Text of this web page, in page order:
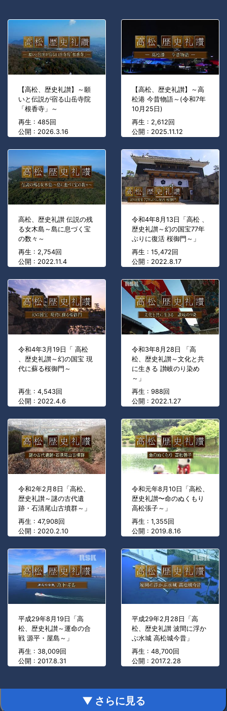
【高松、歴史礼讃】～願
いと伝説が宿る山岳寺院
「根香寺」～
再生 : 485回
公開 : 2026.3.16
【高松、歴史礼讃】～高
松港 今昔物語～(令和7年
10月25日)
再生 : 2,612回
公開 : 2025.11.12
高松、歴史礼讃 伝説の残
る女木島～島に息づく宝
の数々～
再生 : 2,754回
公開 : 2022.11.4
令和4年8月13日「高松 、
歴史礼讃～幻の国宝77年
ぶりに復活 桜御門～」
再生 : 15,472回
公開 : 2022.8.17
令和4年3月19日「 高松
、歴史礼讃～幻の国宝 現
代に蘇る桜御門～
再生 : 4,543回
公開 : 2022.4.6
令和3年8月28日 「高
松、歴史礼讃～文化と共
に生きる 讃岐のり染め
～」
再生 : 988回
公開 : 2022.1.27
令和2年2月8日「高松、
歴史礼讃～謎の古代遺
跡・石清尾山古墳群～」
再生 : 47,908回
公開 : 2020.2.10
令和元年8月10日「高松、
歴史礼讃〜命のぬくもり
高松張子～」
再生 : 1,355回
公開 : 2019.8.16
平成29年8月19日「高
松、歴史礼讃～運命の合
戦 源平・屋島～」
再生 : 38,009回
公開 : 2017.8.31
平成29年2月28日「高
松、歴史礼讃 波間に浮か
ぶ水城 高松城今昔」
再生 : 48,700回
公開 : 2017.2.28
▼ さらに見る